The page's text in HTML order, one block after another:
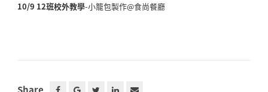
10/9 12班校外教學-小籠包製作@食尚餐廳